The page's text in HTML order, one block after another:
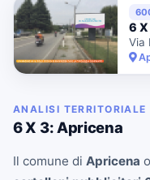
6 X
Via
ANALISI TERRITORIALE
6 X 3: Apricena
Il comune di Apricena